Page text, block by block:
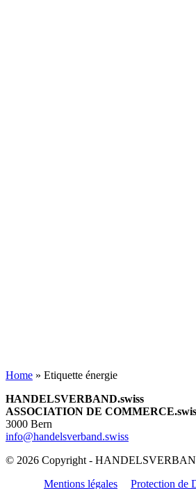
Home » Etiquette énergie
HANDELSVERBAND.swiss
ASSOCIATION DE
3000 Bern
info@handelsverband.swiss
© 2026 Copyright -
Mentions légales
Protection de